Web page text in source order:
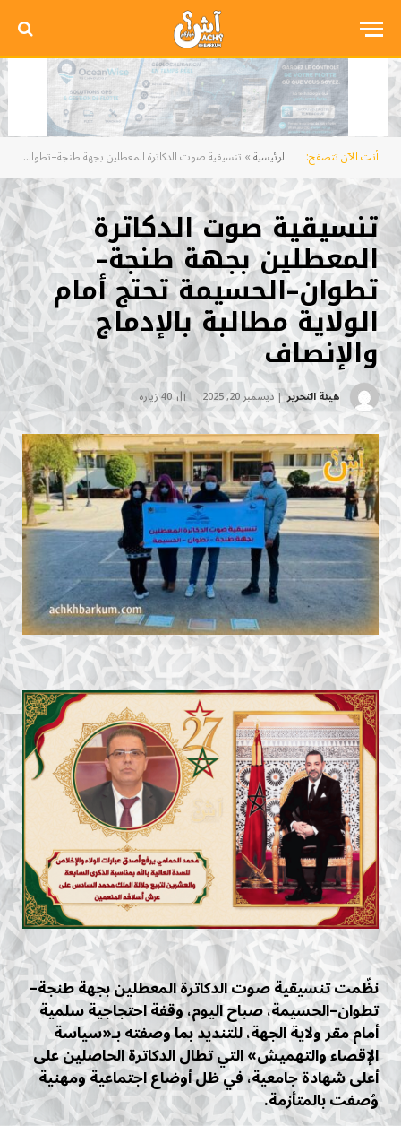
أنت الآن تتصفح: الرئيسية» تنسيقية صوت الدكاترة المعطلين بجهة طنجة–تطوان–الحسيمة تحتج أمام الولاية مطالبة بالإدماج والإنصاف
تنسيقية صوت الدكاترة
المعطلين بجهة طنجة–
تطوان–الحسيمة تحتج أمام
الولاية مطالبة بالإدماج
والإنصاف
هيئة التحرير ديسمبر 20, 2025 40زيارة
نظّمت تنسيقية صوت الدكاترة المعطلين بجهة طنجة–
تطوان–الحسيمة، صباح اليوم، وقفة احتجاجية سلمية
أمام مقر ولاية الجهة، للتنديد بما وصفته بـ«سياسة
الإقصاء والتهميش» التي تطال الدكاترة الحاصلين على
أعلى شهادة جامعية، في ظل أوضاع اجتماعية ومهنية
وُصفت بالمتأزمة.